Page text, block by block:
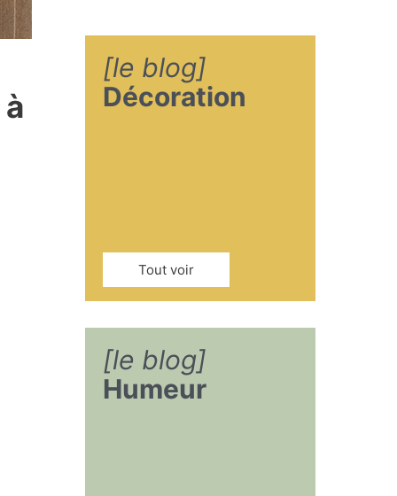
[le blog]
Décoration
Tout voir
[le blog]
Humeur